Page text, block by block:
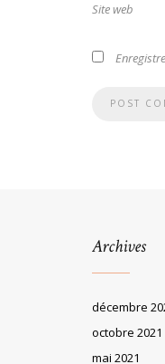
Site web
Archives
décembre
octobre 2021
mai 2021